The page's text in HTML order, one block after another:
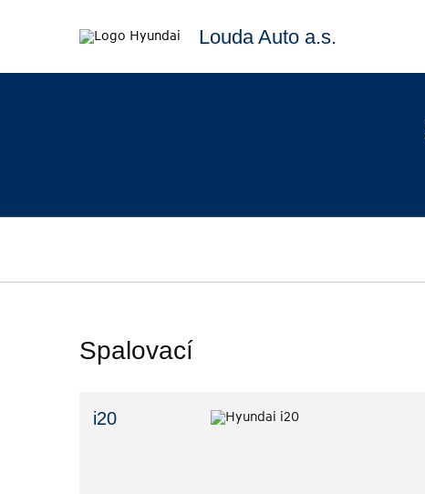
Louda Auto a.s.
Spalovací
i20